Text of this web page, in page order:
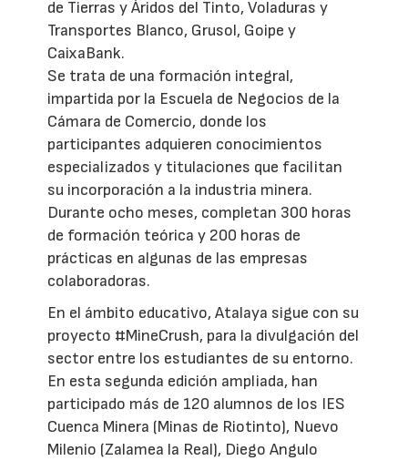
de Tierras y Áridos del Tinto, Voladuras y
Transportes Blanco, Grusol, Goipe y
CaixaBank.
Se trata de una formación integral,
impartida por la Escuela de Negocios de la
Cámara de Comercio, donde los
participantes adquieren conocimientos
especializados y titulaciones que facilitan
su incorporación a la industria minera.
Durante ocho meses, completan 300 horas
de formación teórica y 200 horas de
prácticas en algunas de las empresas
colaboradoras.
En el ámbito educativo, Atalaya sigue con su
proyecto #MineCrush, para la divulgación del
sector entre los estudiantes de su entorno.
En esta segunda edición ampliada, han
participado más de 120 alumnos de los IES
Cuenca Minera (Minas de Riotinto), Nuevo
Milenio (Zalamea la Real), Diego Angulo